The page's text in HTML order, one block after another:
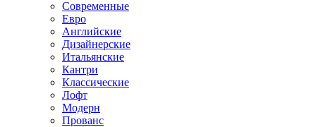
Современные
Евро
Английские
Дизайнерские
Итальянские
Кантри
Классические
Лофт
Модерн
Прованс